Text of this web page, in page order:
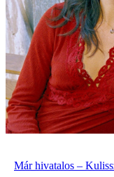
Már hivatalos –